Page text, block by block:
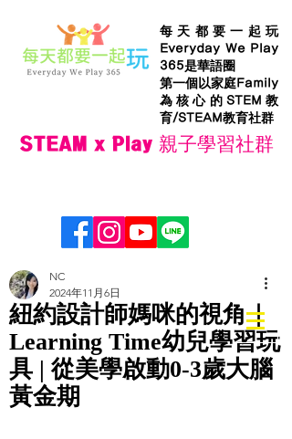
每天都要一起玩
Everyday We Play
365是華語圈
第一個以家庭Family
為核心的STEM教
育/STEAM教育社群
STEAM x Play 親子學習社群
紐約設計師媽咪的視角｜
Learning Time幼兒學習玩
具 | 從美學啟動0-3歲大腦
黃金期
NC
2024年11月6日